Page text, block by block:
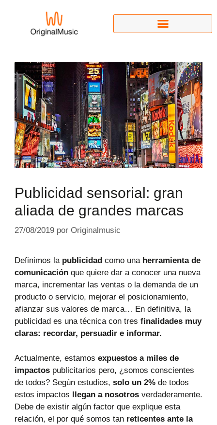
Publicidad sensorial: gran
aliada de grandes marcas
27/08/2019 por Originalmusic
Definimos la publicidad como una herramienta de
comunicación que quiere dar a conocer una nueva
marca, incrementar las ventas o la demanda de un
producto o servicio, mejorar el posicionamiento,
afianzar sus valores de marca… En definitiva, la
publicidad es una técnica con tres finalidades muy
claras: recordar, persuadir e informar.
Actualmente, estamos expuestos a miles de
impactos publicitarios pero, ¿somos conscientes
de todos? Según estudios, solo un 2% de todos
estos impactos llegan a nosotros verdaderamente.
Debe de existir algún factor que explique esta
relación, el por qué somos tan reticentes ante la